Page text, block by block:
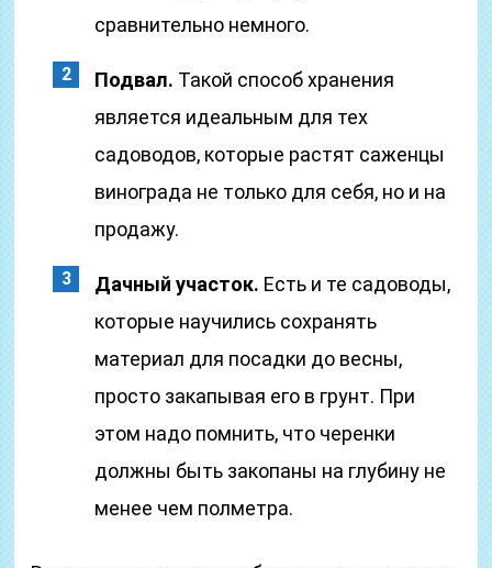
сравнительно немного.
Подвал. Такой способ хранения
является идеальным для тех
садоводов, которые растят саженцы
винограда не только для себя, но и на
продажу.
Дачный участок. Есть и те садоводы,
которые научились сохранять
материал для посадки до весны,
просто закапывая его в грунт. При
этом надо помнить, что черенки
должны быть закопаны на глубину не
менее чем полметра.